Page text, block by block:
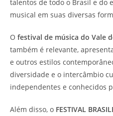
talentos de todo o Brasil e do
musical em suas diversas
O festival de música do Vale
também é relevante,
e outros estilos
diversidade e o intercâmbio
independentes e conhecidos
Além disso, o FESTIVAL